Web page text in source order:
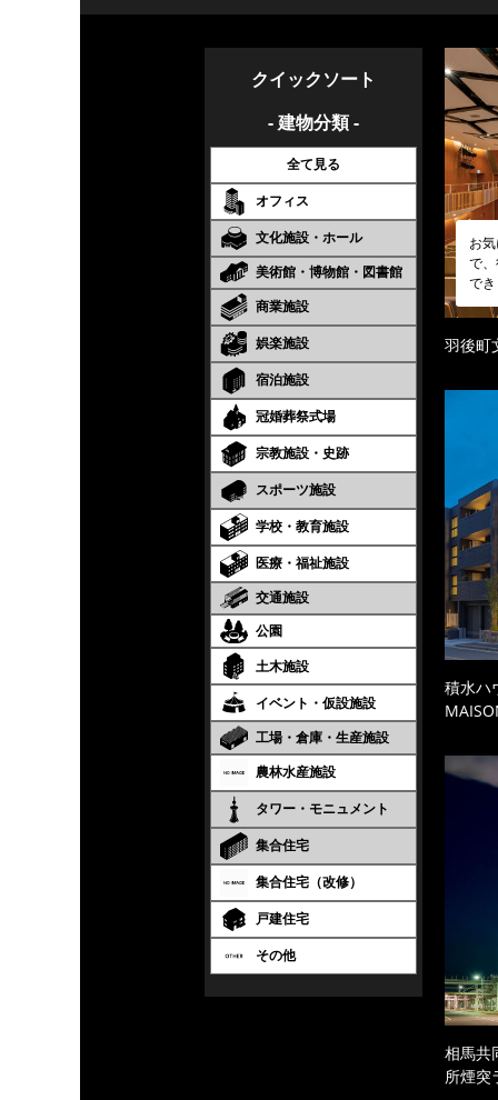
クイックソート
- 建物分類 -
全て見る
オフィス
文化施設・ホール
美術館・博物館・図書館
商業施設
娯楽施設
宿泊施設
冠婚葬祭式場
宗教施設・史跡
スポーツ施設
学校・教育施設
医療・福祉施設
交通施設
公園
土木施設
イベント・仮設施設
工場・倉庫・生産施設
農林水産施設
タワー・モニュメント
集合住宅
集合住宅（改修）
戸建住宅
その他
お
で
で
羽後
積水
相馬共
所煙突